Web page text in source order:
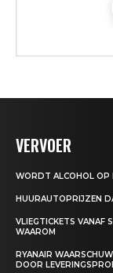
VERVOER
WORDT ALCOHOL OP
HUURAUTOPRIJZEN
VLIEGTICKETS VANAF
WAAROM
RYANAIR
DOOR